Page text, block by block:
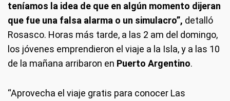
teníamos la idea de que en algún momento dijeran
que fue una falsa alarma o un simulacro”, detalló
Rosasco. Horas más tarde, a las 2 am del domingo,
los jóvenes emprendieron el viaje a la Isla, y a las 10
de la mañana arribaron en Puerto Argentino.
“Aprovecha el viaje gratis para conocer Las